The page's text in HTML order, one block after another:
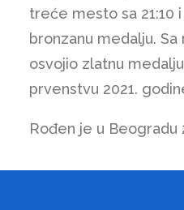
treće mesto sa 21:10
bronzanu medalju.
osvojio zlatnu
prvenstvu 2021.
Rođen je u Beogradu